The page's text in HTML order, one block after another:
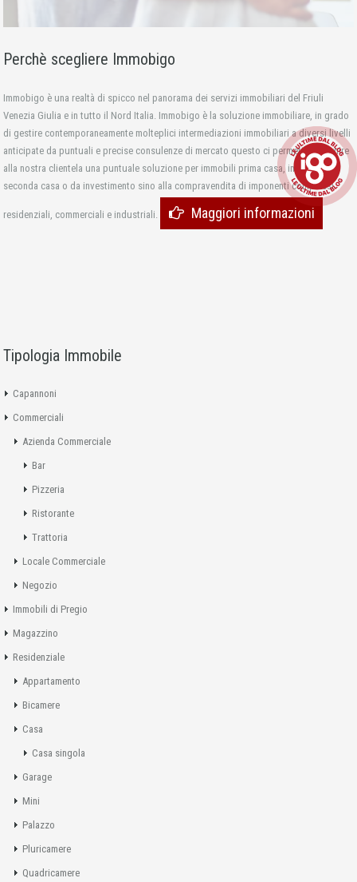
Perchè scegliere Immobigo
Immobigo è una realtà di spicco nel panorama dei servizi immobiliari del Friuli
Venezia Giulia e in tutto il Nord Italia. Immobigo è la soluzione immobiliare, in grado
di gestire contemporaneamente molteplici intermediazioni immobiliari a diversi livelli
anticipate da puntuali e precise consulenze di mercato questo ci permette di fornire
alla nostra clientela una puntuale soluzione per immobili prima casa, immobili
seconda casa o da investimento sino alla compravendita di imponenti complessi
residenziali, commerciali e industriali. Maggiori informazioni
Tipologia Immobile
Capannoni
Commerciali
Azienda Commerciale
Bar
Pizzeria
Ristorante
Trattoria
Locale Commerciale
Negozio
Immobili di Pregio
Magazzino
Residenziale
Appartamento
Bicamere
Casa
Casa singola
Garage
Mini
Palazzo
Pluricamere
Quadricamere